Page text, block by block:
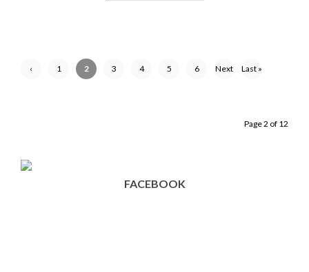
‹
1 2 3 4 5 6
Next
Last »
Page 2 of 12
FACEBOOK